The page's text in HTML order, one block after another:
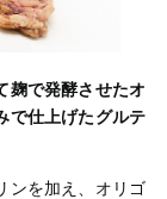
麹で発酵させたオ
で仕上げたグルテ
ンを加え、オリゴ